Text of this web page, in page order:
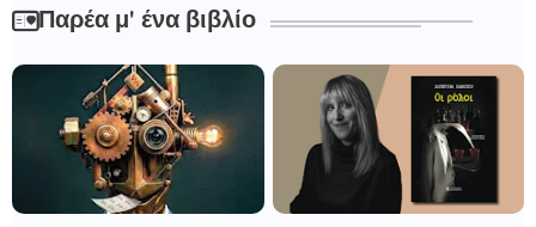
Παρέα μ' ένα βιβλίο